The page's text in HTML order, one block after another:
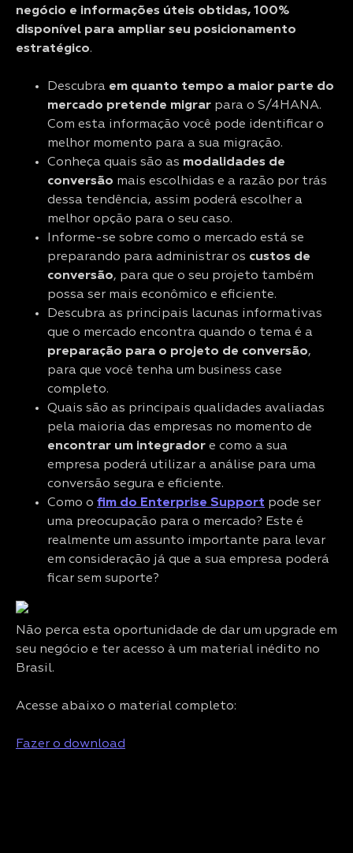
negócio e informações úteis obtidas, 100%
disponível para ampliar seu posicionamento
estratégico.
Descubra em quanto tempo a maior parte do
mercado pretende migrar para o S/4HANA.
Com esta informação você pode identificar o
melhor momento para a sua migração.
Conheça quais são as modalidades de
conversão mais escolhidas e a razão por trás
dessa tendência, assim poderá escolher a
melhor opção para o seu caso.
Informe-se sobre como o mercado está se
preparando para administrar os custos de
conversão, para que o seu projeto também
possa ser mais econômico e eficiente.
Descubra as principais lacunas informativas
que o mercado encontra quando o tema é a
preparação para o projeto de conversão,
para que você tenha um business case
completo.
Quais são as principais qualidades avaliadas
pela maioria das empresas no momento de
encontrar um integrador e como a sua
empresa poderá utilizar a análise para uma
conversão segura e eficiente.
Como o fim do Enterprise Support pode ser
uma preocupação para o mercado? Este é
realmente um assunto importante para levar
em consideração já que a sua empresa poderá
ficar sem suporte?
Não perca esta oportunidade de dar um upgrade em
seu negócio e ter acesso à um material inédito no
Brasil.
Acesse abaixo o material completo:
Fazer o download